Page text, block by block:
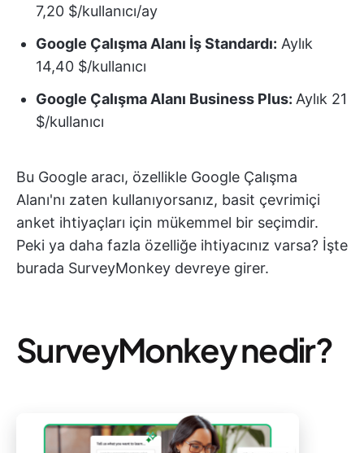
7,20 $/kullanıcı/ay
Google Çalışma Alanı İş Standardı: Aylık
14,40 $/kullanıcı
Google Çalışma Alanı Business Plus: Aylık 21
$/kullanıcı
Bu Google aracı, özellikle Google Çalışma
Alanı'nı zaten kullanıyorsanız, basit çevrimiçi
anket ihtiyaçları için mükemmel bir seçimdir.
Peki ya daha fazla özelliğe ihtiyacınız varsa? İşte
burada SurveyMonkey devreye girer.
SurveyMonkey nedir?